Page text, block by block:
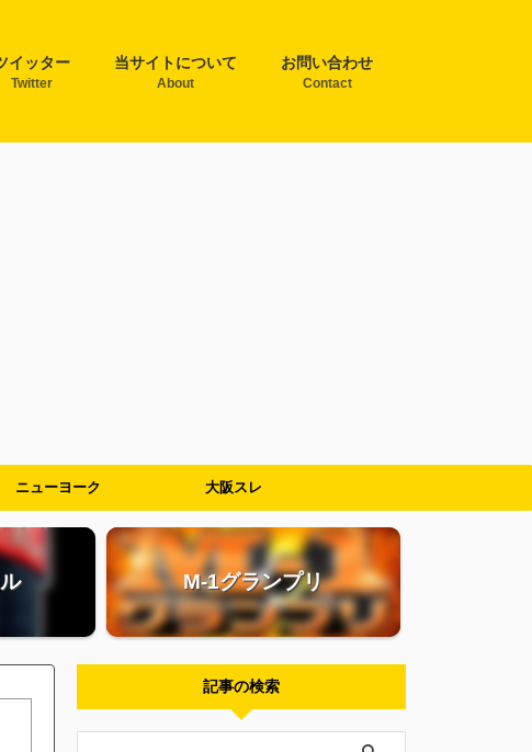
イッター
Twitter
当サイトについて
About
お問い合わせ
Contact
ニューヨーク 大阪スレ
M-1グランプリ
記事の検索